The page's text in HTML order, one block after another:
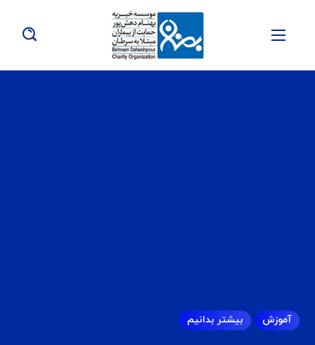
آموزش بیشتر بدانیم